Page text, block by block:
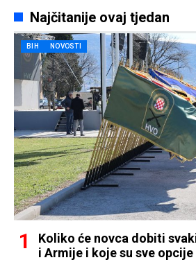
Najčitanije ovaj tjedan
BIH NOVOSTI
Koliko će novca dobiti
i Armije i koje su sve opcije